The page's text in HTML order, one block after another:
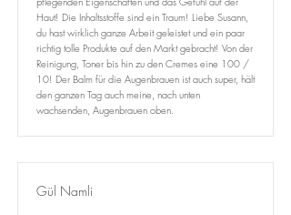
Haut! Die Inhaltsstoffe sind ein Traum! Liebe Susann,
du hast wirklich ganze Arbeit geleistet und ein paar
richtig tolle Produkte auf den Markt gebracht! Von der
Reinigung, Toner bis hin zu den Cremes eine 100 /
10! Der Balm für die Augenbrauen ist auch super, hält
den ganzen Tag auch meine, nach unten
wachsenden, Augenbrauen oben.
Gül Namli